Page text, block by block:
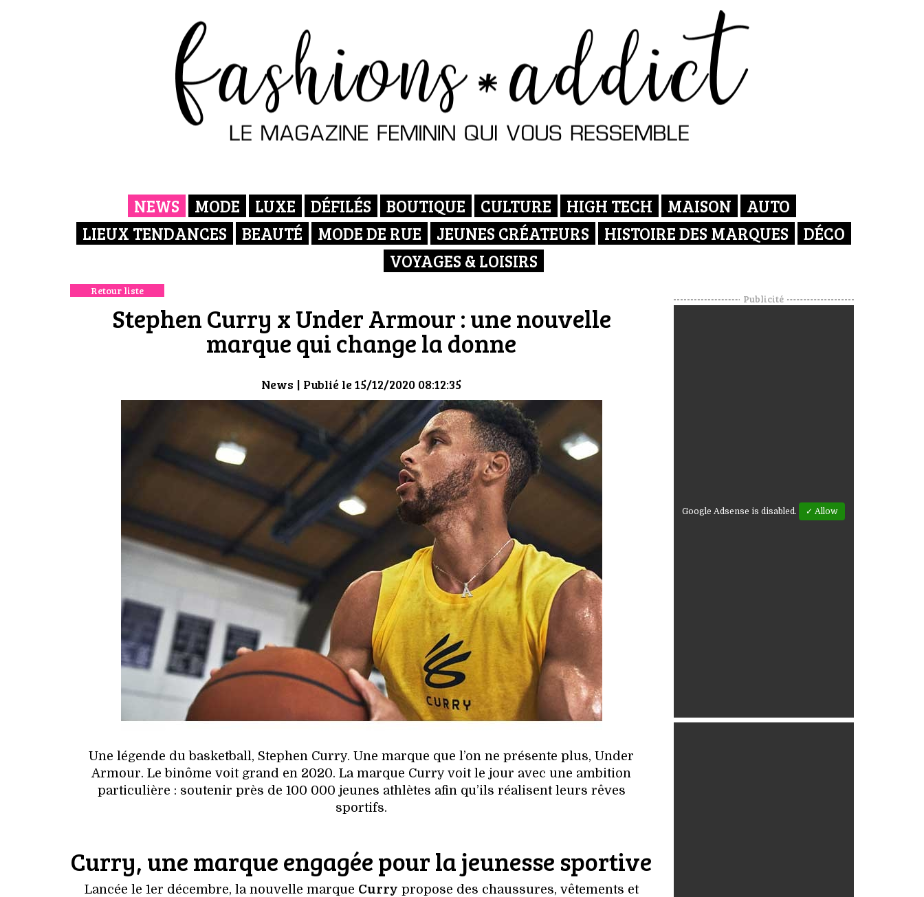
NEWS MODE LUXE DÉFILÉS BOUTIQUE CULTURE HIGH TECH MAISON
AUTO
LIEUX TENDANCES
BEAUTÉ MODE DE RUE JEUNES CRÉATEURS HISTOIRE DES MARQUES
DÉCO
VOYAGES & LOISIRS
Retour liste
Stephen Curry x Under Armour : une nouvelle
marque qui change la donne
News | Publié le 15/12/2020 08:12:35
Une légende du basketball, Stephen Curry. Une marque que l’on ne présente plus, Under
Armour. Le binôme voit grand en 2020. La marque Curry voit le jour avec une ambition
particulière : soutenir près de 100 000 jeunes athlètes afin qu’ils réalisent leurs rêves
sportifs.
Curry, une marque engagée pour la jeunesse sportive
Lancée le 1er décembre, la nouvelle marque Curry propose des chaussures, vêtements et
Publicité
Google Adsense is disabled. ✓ Allow